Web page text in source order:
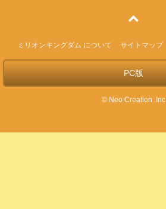
ミリオンキングダム について サイトマップ
PC版
© Neo Creation .Inc